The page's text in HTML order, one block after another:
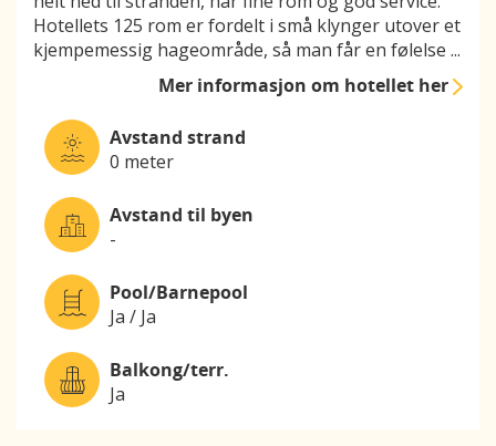
Hotellets 125 rom er fordelt i små klynger utover et
kjempemessig hageområde, så man får en følelse ...
Mer informasjonom hotellet her
Avstand strand
0 meter
Avstand til byen
-
Pool/Barnepool
Ja / Ja
Balkong/terr.
Ja